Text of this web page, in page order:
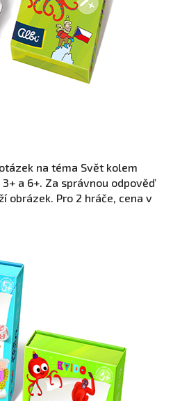
na téma Svět kolem
a 6+. Za správnou odpověď
obrázek. Pro 2 hráče, cena v